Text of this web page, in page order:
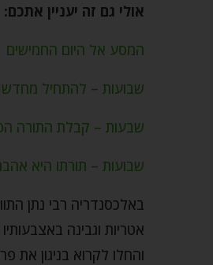
אולי גם זה יעניין אתכם:
המסע אל היום החמישים
שבועות – להתחיל מחדש
שבעות – קבלת התורה
שבועות – תורתו היא
באלכסנדריה רבי נתן
אטריות וגבינה
והחלו לקרוא בניגון